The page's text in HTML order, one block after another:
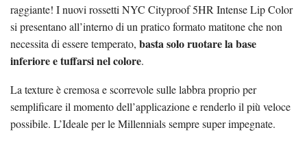
raggiante! I nuovi rossetti NYC Cityproof 5HR Intense Lip Color
si presentano all’interno di un pratico formato matitone che non
necessita di essere temperato, basta solo ruotare la base
inferiore e tuffarsi nel colore.
La texture è cremosa e scorrevole sulle labbra proprio per
semplificare il momento dell’applicazione e renderlo il più veloce
possibile. L’Ideale per le Millennials sempre super impegnate.